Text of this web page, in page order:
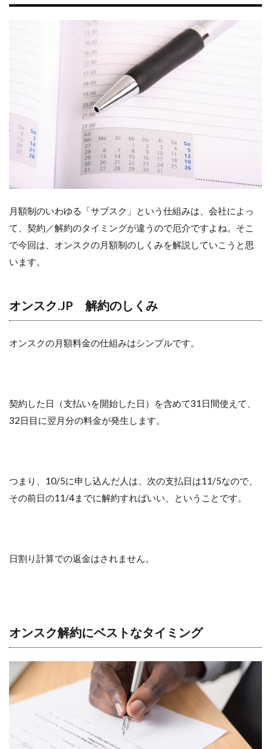
月額制のいわゆる「サブスク」という仕組みは、会社によっ
て、契約／解約のタイミングが違うので厄介ですよね。そこ
で今回は、オンスクの月額制のしくみを解説していこうと思
います。
オンスク.JP 解約のしくみ
オンスクの月額料金の仕組みはシンプルです。
契約した日（支払いを開始した日）を含めて31日間使えて、
32日目に翌月分の料金が発生します。
つまり、10/5に申し込んだ人は、次の支払日は11/5なので、
その前日の11/4までに解約すればいい、ということです。
日割り計算での返金はされません。
オンスク解約にベストなタイミング